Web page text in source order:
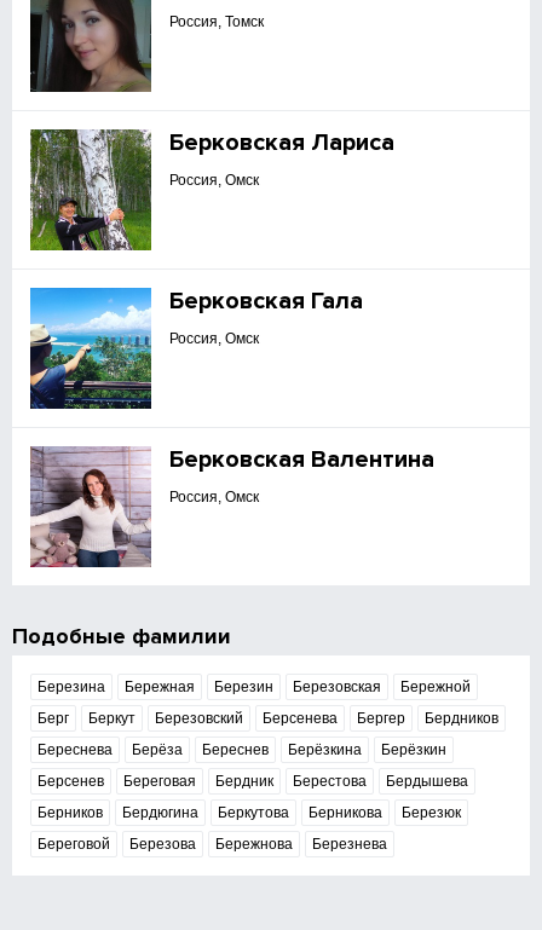
Россия, Томск
Берковская Лариса
Россия, Омск
Берковская Гала
Россия, Омск
Берковская Валентина
Россия, Омск
Подобные фамилии
Березина Бережная Березин Березовская
Бережной
Берг
Беркут Березовский Берсенева Бергер
Бердников
Береснева
Берёза Береснев Берёзкина
Берёзкин
Берсенев
Береговая Бердник Берестова
Бердышева
Берников
Бердюгина Беркутова Берникова
Березюк
Береговой
Березова Бережнова Березнева